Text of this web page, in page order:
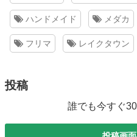
ハンドメイド メダカ
フリマ レイクタウン
投稿
誰でも今すぐ